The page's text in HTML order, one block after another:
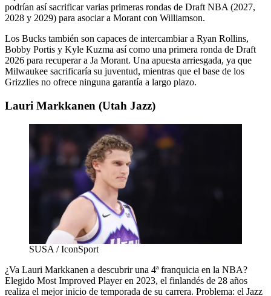
podrían así sacrificar varias primeras rondas de Draft NBA (2027,
2028 y 2029) para asociar a Morant con Williamson.
Los Bucks también son capaces de intercambiar a Ryan Rollins,
Bobby Portis y Kyle Kuzma así como una primera ronda de Draft
2026 para recuperar a Ja Morant. Una apuesta arriesgada, ya que
Milwaukee sacrificaría su juventud, mientras que el base de los
Grizzlies no ofrece ninguna garantía a largo plazo.
Lauri Markkanen (Utah Jazz)
SUSA / IconSport
¿Va Lauri Markkanen a descubrir una 4ª franquicia en la NBA?
Elegido Most Improved Player en 2023, el finlandés de 28 años
realiza el mejor inicio de temporada de su carrera. Problema: el Jazz